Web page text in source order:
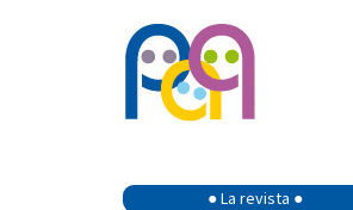
● La revista ●